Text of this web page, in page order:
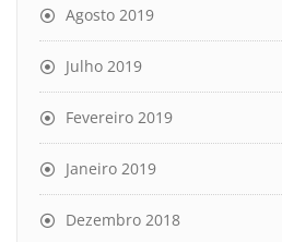
Agosto 2019
Julho 2019
Fevereiro 2019
Janeiro 2019
Dezembro 2018